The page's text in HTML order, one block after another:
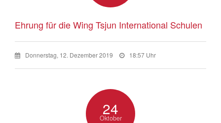
Ehrung für die Wing Tsjun International Schulen
Donnerstag, 12. Dezember 2019 18:57 Uhr
24
Oktober